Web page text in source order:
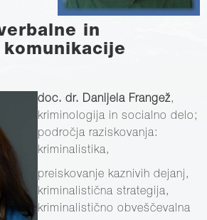
in
doc. dr. Danijela Frangež,
kriminologija in socialno delo;
področja raziskovanja:
kriminalistika,
preiskovanje kaznivih dejanj,
kriminalistična strategija,
kriminalistično obveščevalna